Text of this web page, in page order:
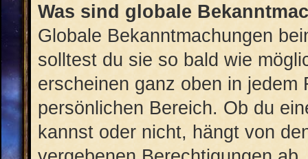
Was sind globale
Globale Bekanntmachungen
solltest du sie so bald wie
erscheinen ganz oben in jedem
persönlichen Bereich. Ob du
kannst oder nicht, hängt von